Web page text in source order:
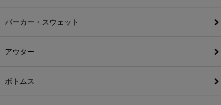
パーカー・スウェット
アウター
ボトムス